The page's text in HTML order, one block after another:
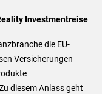
Investmentreise
die EU-
Versicherungen
diesem Anlass geht